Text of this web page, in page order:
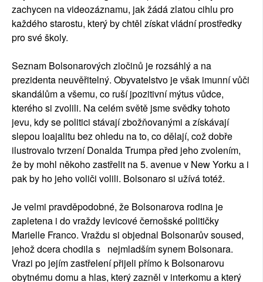
zachycen na videozáznamu, jak žádá zlatou cihlu pro
každého starostu, který by chtěl získat vládní prostředky
pro své školy.
Seznam Bolsonarových zločinů je rozsáhlý a na
prezidenta neuvěřitelný. Obyvatelstvo je však imunní vůči
skandálům a všemu, co ruší jpozitivní mýtus vůdce,
kterého si zvolili. Na celém světě jsme svědky tohoto
jevu, kdy se politici stávají zbožňovanými a získávají
slepou loajalitu bez ohledu na to, co dělají, což dobře
ilustrovalo tvrzení Donalda Trumpa před jeho zvolením,
že by mohl někoho zastřelit na 5. avenue v New Yorku a i
pak by ho jeho voliči volili. Bolsonaro si užívá totéž.
Je velmi pravděpodobné, že Bolsonarova rodina je
zapletena i do vraždy levicové černošské političky
Marielle Franco. Vraždu si objednal Bolsonarův soused,
jehož dcera chodila s nejmladším synem Bolsonara.
Vrazi po jejím zastřelení přijeli přímo k Bolsonarovu
obytnému domu a hlas, který zazněl v interkomu a který